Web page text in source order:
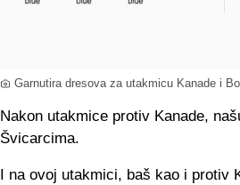
Garnutira dresova za utakmicu Kanade i
Nakon utakmice protiv Kanade,
Švicarcima.
I na ovoj utakmici, baš kao i